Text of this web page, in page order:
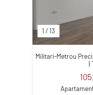
1 / 13
Militari-Metrou
|